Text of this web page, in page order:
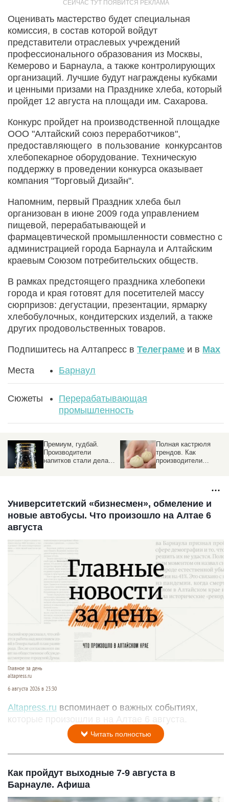
Оценивать мастерство будет специальная
комиссия, в состав которой войдут
представители отраслевых учреждений
профессионального образования из Москвы,
Кемерово и Барнаула, а также контролирующих
организаций. Лучшие будут награждены кубками
и ценными призами на Празднике хлеба, который
пройдет 12 августа на площади им. Сахарова.
Конкурс пройдет на производственной площадке
ООО "Алтайский союз переработчиков",
предоставляющего в пользование конкурсантов
хлебопекарное оборудование. Техническую
поддержку в проведении конкурса оказывает
компания "Торговый Дизайн".
Напомним, первый Праздник хлеба был
организован в июне 2009 года управлением
пищевой, перерабатывающей и
фармацевтической промышленности совместно с
администрацией города Барнаула и Алтайским
краевым Союзом потребительских обществ.
В рамках предстоящего праздника хлебопеки
города и края готовят для посетителей массу
сюрпризов: дегустации, презентации, ярмарку
хлебобулочных, кондитерских изделий, а также
других продовольственных товаров.
Подпишитесь на Алтапресс в Телеграме и в Max
Места Барнаул
Сюжеты
Перерабатывающая
промышленность
Премиум, гудбай.
Производители
напитков стали делать
Полная кастрюля
трендов. Как
производители
Университетский «бизнесмен», обмеление и
новые автобусы. Что произошло на Алтае 6
августа
Главное за день
altapress.ru
6 августа 2026 в 23:30
Altapress.ru вспоминает о важных событиях,
которые произошли в на Алтае 6 августа.
Читать полностью
Как пройдут выходные 7-9 августа в
Барнауле. Афиша